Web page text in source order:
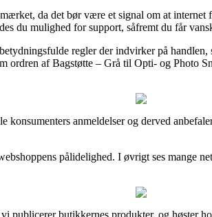
da det bør være et signal om at
du mulighed for support, såfremt du får
regler der indvirker på
ordren af Bagstøtte – Grå til Opti- og
anmeldelser og derved
pålidelighed. I øvrigt ses mange
publicerer butikkernes produkter, og høster